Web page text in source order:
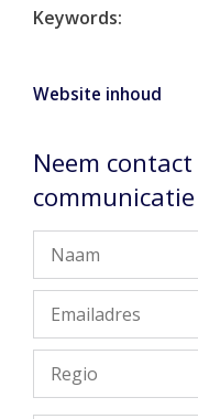
Keywords:
Website inhoud
Neem